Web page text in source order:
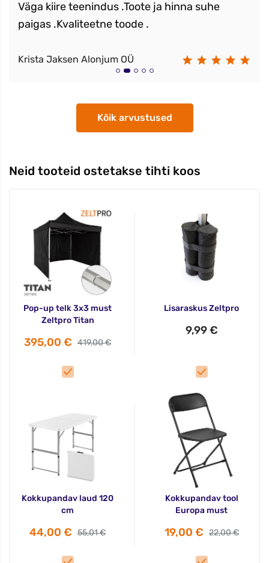
Väga kiire teenindus .Toote ja hinna suhe
paigas .Kvaliteetne toode .
Krista Jaksen Alonjum OÜ
Kõik arvustused
Neid tooteid ostetakse tihti koos
Pop-up telk 3x3 must
Zeltpro Titan
395,00 € 419,00 €
Lisaraskus Zeltpro
9,99 €
Kokkupandav laud 120
cm
44,00 € 55,01 €
Kokkupandav tool
Europa must
19,00 € 22,00 €